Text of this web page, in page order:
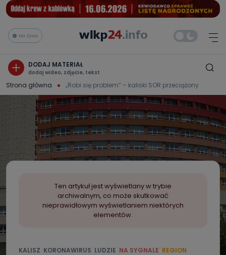
Na żywo
DODAJ MATERIAŁ
dodaj wideo, zdjęcie, tekst
Strona główna „Robi się problem” – kaliski SOR przeciążony
Ten artykuł jest wyświetlany w trybie
archiwalnym, co może skutkować
nieprawidłowym wyświetlaniem niektórych
elementów.
KALISZ KORONAWIRUS LUDZIE NA SYGNALE REGION